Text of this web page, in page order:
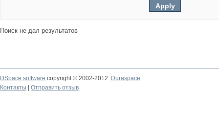
Поиск не дал результатов
DSpace software copyright © 2002-2012
Duraspace
Контакты
Отправить отзыв